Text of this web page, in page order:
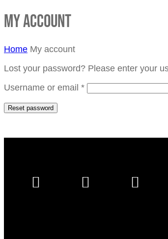
My account
Home My account
Lost your password? Please enter your
Username or email *
Reset password